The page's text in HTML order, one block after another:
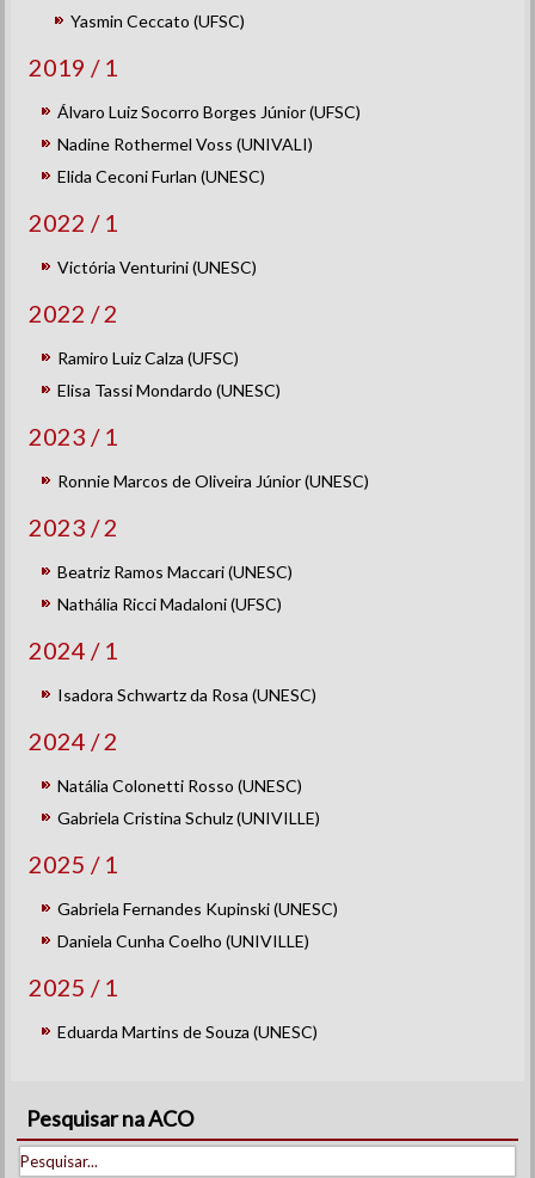
Yasmin Ceccato (UFSC)
2019 / 1
Álvaro Luiz Socorro Borges Júnior (UFSC)
Nadine Rothermel Voss (UNIVALI)
Elida Ceconi Furlan (UNESC)
2022 / 1
Victória Venturini (UNESC)
2022 / 2
Ramiro Luiz Calza (UFSC)
Elisa Tassi Mondardo (UNESC)
2023 / 1
Ronnie Marcos de Oliveira Júnior (UNESC)
2023 / 2
Beatriz Ramos Maccari (UNESC)
Nathália Ricci Madaloni (UFSC)
2024 / 1
Isadora Schwartz da Rosa (UNESC)
2024 / 2
Natália Colonetti Rosso (UNESC)
Gabriela Cristina Schulz (UNIVILLE)
2025 / 1
Gabriela Fernandes Kupinski (UNESC)
Daniela Cunha Coelho (UNIVILLE)
2025 / 1
Eduarda Martins de Souza (UNESC)
Pesquisar na ACO